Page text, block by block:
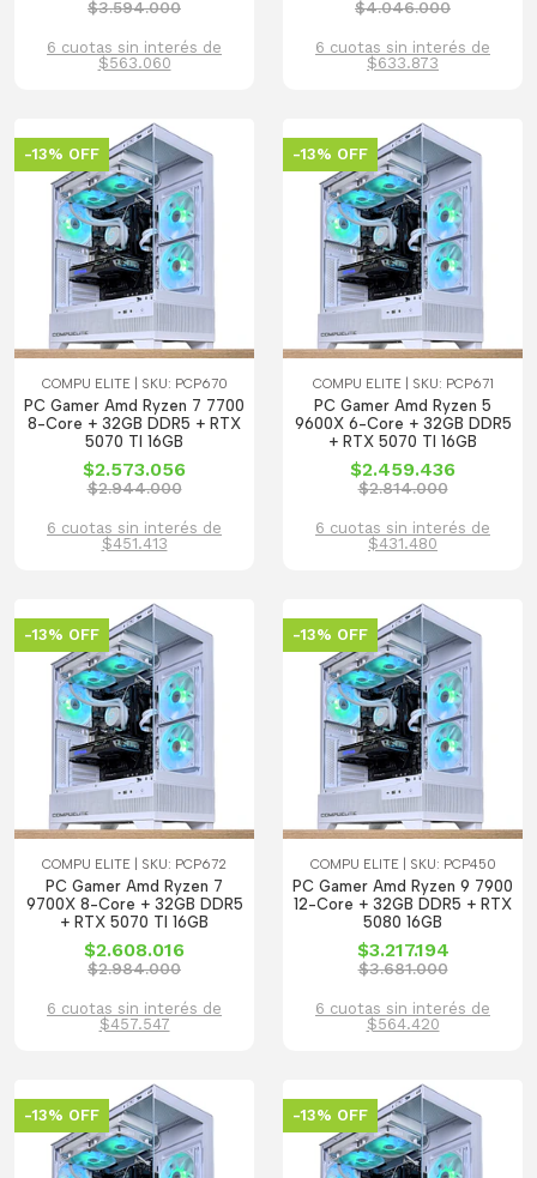
$3.594.000
6 cuotas sin interés de
$563.060
$4.046.000
6 cuotas sin interés de
$633.873
-13% OFF
COMPU ELITE | SKU: PCP670
PC Gamer Amd Ryzen 7 7700
8-Core + 32GB DDR5 + RTX
5070 TI 16GB
$2.573.056
$2.944.000
6 cuotas sin interés de
$451.413
-13% OFF
COMPU ELITE | SKU: PCP671
PC Gamer Amd Ryzen 5
9600X 6-Core + 32GB DDR5
+ RTX 5070 TI 16GB
$2.459.436
$2.814.000
6 cuotas sin interés de
$431.480
-13% OFF
COMPU ELITE | SKU: PCP672
PC Gamer Amd Ryzen 7
9700X 8-Core + 32GB DDR5
+ RTX 5070 TI 16GB
$2.608.016
$2.984.000
6 cuotas sin interés de
$457.547
-13% OFF
COMPU ELITE | SKU: PCP450
PC Gamer Amd Ryzen 9 7900
12-Core + 32GB DDR5 + RTX
5080 16GB
$3.217.194
$3.681.000
6 cuotas sin interés de
$564.420
-13% OFF -13% OFF